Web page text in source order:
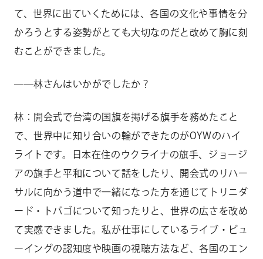
て、世界に出ていくためには、各国の文化や事情を分
かろうとする姿勢がとても大切なのだと改めて胸に刻
むことができました。
――林さんはいかがでしたか？
林：開会式で台湾の国旗を掲げる旗手を務めたこと
で、世界中に知り合いの輪ができたのがOYWのハイ
ライトです。日本在住のウクライナの旗手、ジョージ
アの旗手と平和について話をしたり、開会式のリハー
サルに向かう道中で一緒になった方を通じてトリニダ
ード・トバゴについて知ったりと、世界の広さを改め
て実感できました。私が仕事にしているライブ・ビュ
ーイングの認知度や映画の視聴方法など、各国のエン